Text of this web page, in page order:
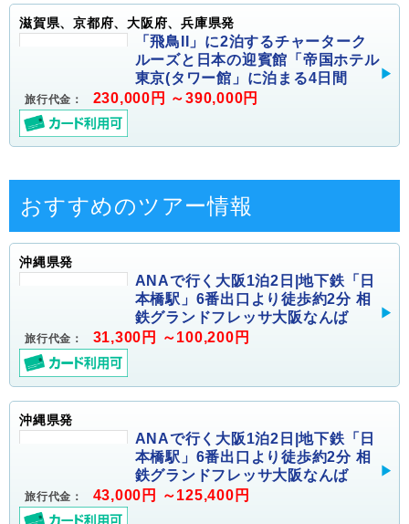
滋賀県、京都府、大阪府、兵庫県発
「飛鳥II」に2泊するチャーターク
ルーズと日本の迎賓館「帝国ホテル
東京(タワー館」に泊まる4日間
旅行代金： 230,000円 ～390,000円
おすすめのツアー情報
沖縄県発
ANAで行く大阪1泊2日|地下鉄「日
本橋駅」6番出口より徒歩約2分 相
鉄グランドフレッサ大阪なんば
旅行代金： 31,300円 ～100,200円
沖縄県発
ANAで行く大阪1泊2日|地下鉄「日
本橋駅」6番出口より徒歩約2分 相
鉄グランドフレッサ大阪なんば
旅行代金： 43,000円 ～125,400円